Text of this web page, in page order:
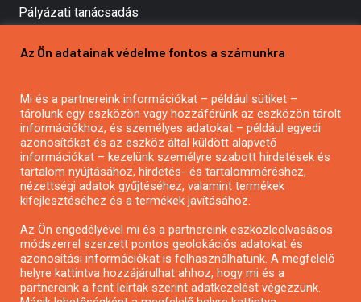
Pályázati tanácsadás
Mezőgazdasági pályázatírás
Pályázatírás civil szervezeteknek
Pályázatírás önkormányzatoknak
Pályázatfigyelés
Specifikus pályázatfigyelés vagy hírlevél
Pályázatok magánszemélyeknek
Pályázatok civil szervezeteknek
Az Ön adatainak védelme fontos a számunkra
Mi és a partnereink információkat – például sütiket –
tárolunk egy eszközön vagy hozzáférünk az eszközön tárolt
információkhoz, és személyes adatokat – például egyedi
azonosítókat és az eszköz által küldött alapvető
információkat – kezelünk személyre szabott hirdetések és
tartalom nyújtásához, hirdetés- és tartalomméréshez,
nézettségi adatok gyűjtéséhez, valamint termékek
kifejlesztéséhez és a termékek javításához.
Az Ön engedélyével mi és a partnereink eszközleolvasásos
módszerrel szerzett pontos geolokációs adatokat és
azonosítási információkat is felhasználhatunk. A megfelelő
helyre kattintva hozzájárulhat ahhoz, hogy mi és a
partnereink a fent leírtak szerint adatkezelést végezzünk.